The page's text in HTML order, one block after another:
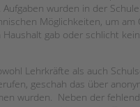
wurden in der
Möglichkeiten, um am
gab oder schlicht
Lehrkräfte als auch
geschah das über
wurden. Neben der